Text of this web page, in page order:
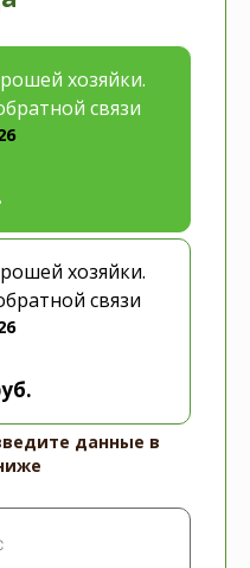
хозяйки.
связи
хозяйки.
связи
данные в